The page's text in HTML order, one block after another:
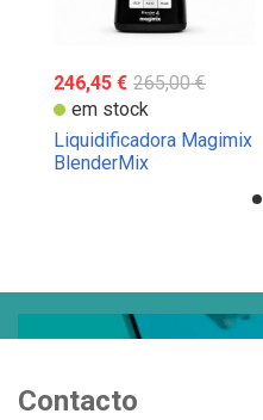
246,45 € 265,00 €
em stock
Liquidificadora Magimix
BlenderMix
Contacto